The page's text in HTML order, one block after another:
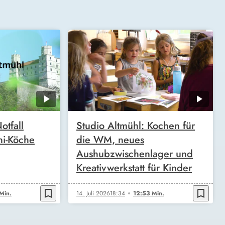
Köche
bookmark_border
Studio Altmühl: Kochen für
die WM, neues
Aushubzwischenlager und
Kreativwerkstatt für Kinder
14. Juli 202618:34 12:53 Min. bookmark_border